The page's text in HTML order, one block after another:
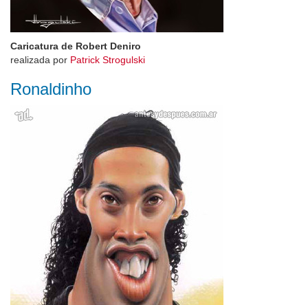
Caricatura de Robert Deniro
realizada por Patrick Strogulski
Ronaldinho